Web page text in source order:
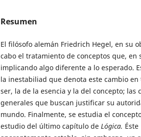
Resumen
El filósofo alemán Friedrich Hegel, en su
cabo el tratamiento de conceptos que, en
implicando algo diferente a lo esperado.
la inestabiliad que denota este cambio
ser, la de la esencia y la del concepto; las
generales que buscan justificar su
mundo. Finalmente, se estudia el
estudio del último capítulo de Lógica.